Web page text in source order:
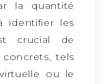
la quantité
identifier les
crucial de
tels
ou le